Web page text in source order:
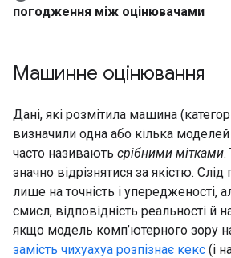
погодження між оцінювачами
Машинне оцінювання
Дані, які розмітила машина
визначили одна або кілька моделей
часто називають срібними мітками.
значно відрізнятися за якістю. Слід
лише на точність і упередженості,
смисл, відповідність реальності й
якщо модель комп’ютерного зору
замість чихуахуа розпізнає кекс (і